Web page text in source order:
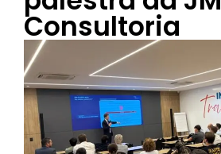
Consultoria